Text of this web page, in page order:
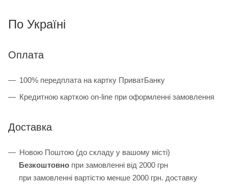
По Україні
Оплата
100% передплата на картку ПриватБанку
Кредитною карткою on-line при оформленні замовлення
Доставка
Новою Поштою (до складу у вашому місті)
Безкоштовно при замовленні від 2000 грн
при замовленні вартістю менше 2000 грн. доставку